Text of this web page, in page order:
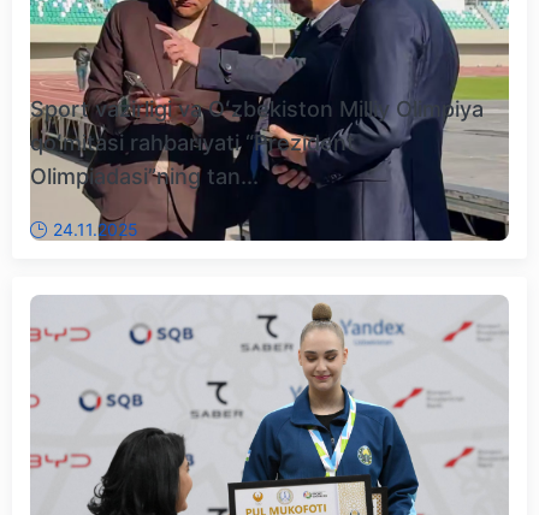
Sport vazirligi va Oʻzbekiston Milliy Olimpiya
qoʻmitasi rahbariyati “Prezident
Olimpiadasi”ning tan...
24.11.2025